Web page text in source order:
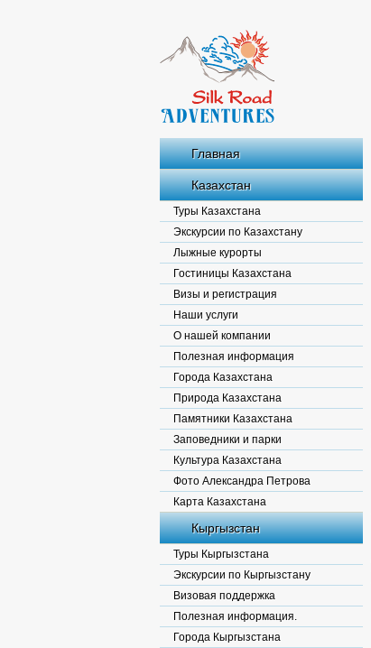
Главная
Казахстан
Туры Казахстана
Экскурсии по Казахстану
Лыжные курорты
Гостиницы Казахстана
Визы и регистрация
Наши услуги
О нашей компании
Полезная информация
Города Казахстана
Природа Казахстана
Памятники Казахстана
Заповедники и парки
Культура Казахстана
Фото Александра Петрова
Карта Казахстана
Кыргызстан
Туры Кыргызстана
Экскурсии по Кыргызстану
Визовая поддержка
Полезная информация.
Города Кыргызстана